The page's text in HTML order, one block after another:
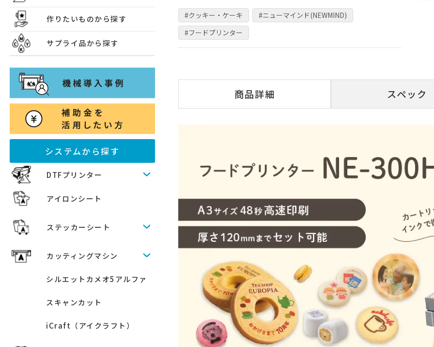
作りたいものから探す
サプライ品から探す
システムから探す
DTFプリンター
アイロンシート
ステッカーシート
カッティングマシン
シルエットカメオ5アルファ
スキャンカット
iCraft（アイクラフト）
#クッキー・ケーキ
#ニューマインド(NEWMIND)
#フードプリンター
商品詳細 スペック